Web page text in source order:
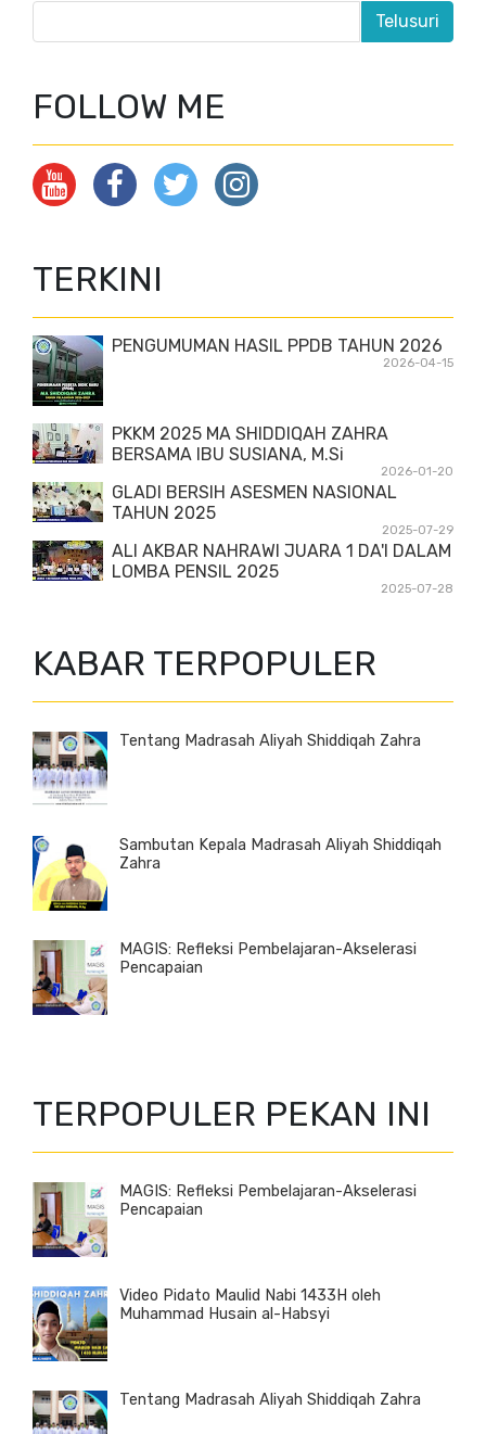
FOLLOW ME
TERKINI
PENGUMUMAN HASIL PPDB TAHUN 2026
2026-04-15
PKKM 2025 MA SHIDDIQAH ZAHRA
BERSAMA IBU SUSIANA, M.Si
2026-01-20
GLADI BERSIH ASESMEN NASIONAL
TAHUN 2025
2025-07-29
ALI AKBAR NAHRAWI JUARA 1 DA'I DALAM
LOMBA PENSIL 2025
2025-07-28
KABAR TERPOPULER
Tentang Madrasah Aliyah Shiddiqah Zahra
Sambutan Kepala Madrasah Aliyah Shiddiqah
Zahra
MAGIS: Refleksi Pembelajaran-Akselerasi
Pencapaian
TERPOPULER PEKAN INI
MAGIS: Refleksi Pembelajaran-Akselerasi
Pencapaian
Video Pidato Maulid Nabi 1433H oleh
Muhammad Husain al-Habsyi
Tentang Madrasah Aliyah Shiddiqah Zahra